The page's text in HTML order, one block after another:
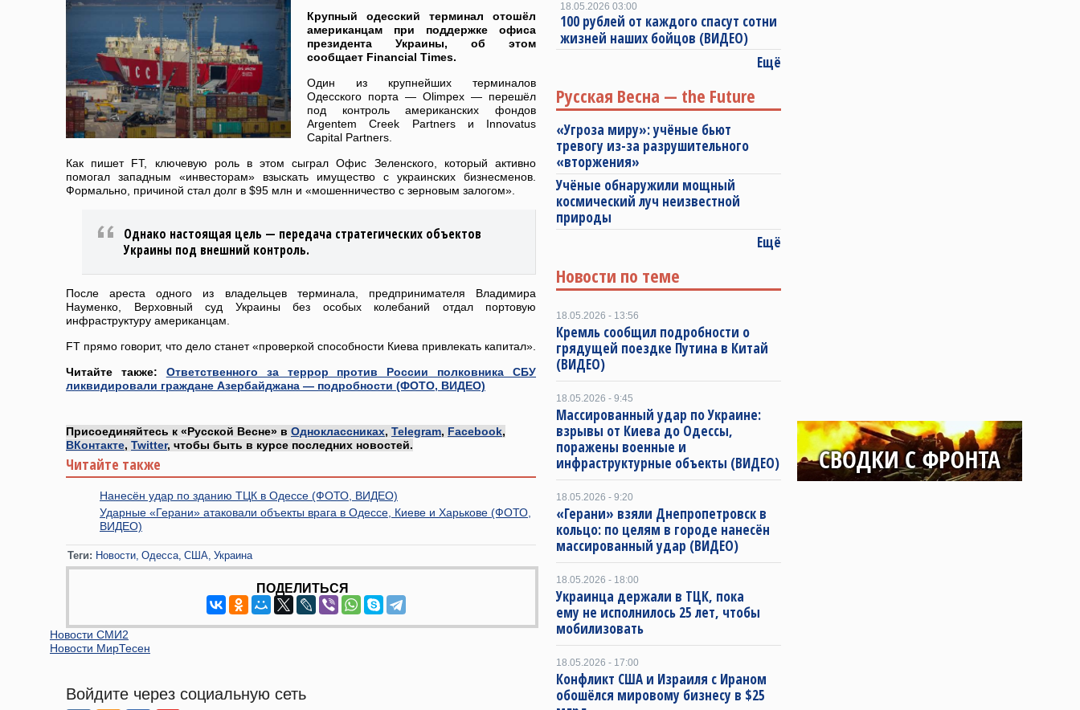
Крупный одесский терминал отошёл
американцам при поддержке офиса
президента Украины, об этом
сообщает Financial Times.
Один из крупнейших терминалов
Одесского порта — Olimpex — перешёл
под контроль американских фондов
Argentem Creek Partners и Innovatus
Capital Partners.
Как пишет FT, ключевую роль в этом сыграл Офис Зеленского, который активно
помогал западным «инвесторам» взыскать имущество с украинских бизнесменов.
Формально, причиной стал долг в $95 млн и «мошенничество с зерновым залогом».
Однако настоящая цель — передача стратегических объектов
Украины под внешний контроль.
После ареста одного из владельцев терминала, предпринимателя Владимира
Науменко, Верховный суд Украины без особых колебаний отдал портовую
инфраструктуру американцам.
FT прямо говорит, что дело станет «проверкой способности Киева привлекать капитал».
Читайте также: Ответственного за террор против России полковника СБУ
ликвидировали граждане Азербайджана — подробности (ФОТО, ВИДЕО)
Присоединяйтесь к «Русской Весне» в Одноклассниках, Telegram, Facebook,
ВКонтакте, Twitter, чтобы быть в курсе последних новостей.
Читайте также
Нанесён удар по зданию ТЦК в Одессе (ФОТО, ВИДЕО)
Ударные «Герани» атаковали объекты врага в Одессе, Киеве и Харькове (ФОТО,
ВИДЕО)
Теги: Новости Одесса США Украина
ПОДЕЛИТЬСЯ
Новости СМИ2
Новости МирТесен
Войдите через социальную сеть
18.05.2026 03:00
100 рублей от каждого спасут сотни
жизней наших бойцов (ВИДЕО)
Ещё
Русская Весна — the Future
«Угроза миру»: учёные бьют
тревогу из-за разрушительного
«вторжения»
Учёные обнаружили мощный
космический луч неизвестной
природы
Ещё
Новости по теме
18.05.2026 - 13:56
Кремль сообщил подробности о
грядущей поездке Путина в Китай
(ВИДЕО)
18.05.2026 - 9:45
Массированный удар по Украине:
взрывы от Киева до Одессы,
поражены военные и
инфраструктурные объекты (ВИДЕО)
18.05.2026 - 9:20
«Герани» взяли Днепропетровск в
кольцо: по целям в городе нанесён
массированный удар (ВИДЕО)
18.05.2026 - 18:00
Украинца держали в ТЦК, пока
ему не исполнилось 25 лет, чтобы
мобилизовать
18.05.2026 - 17:00
Конфликт США и Израиля с Ираном
обошёлся мировому бизнесу в $25